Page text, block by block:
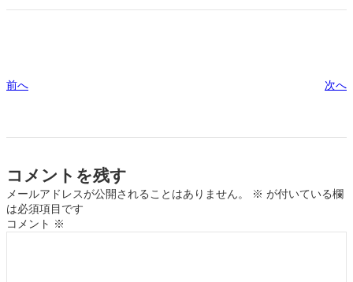
前へ 次へ
コメントを残す
メールアドレスが公開されることはありません。 ※ が付いている欄
は必須項目です
コメント ※